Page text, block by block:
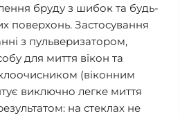
бруду з шибок та будь-
поверхонь. Застосування
з пульверизатором,
для миття вікон та
(віконним
виключно легке миття
на стеклах не